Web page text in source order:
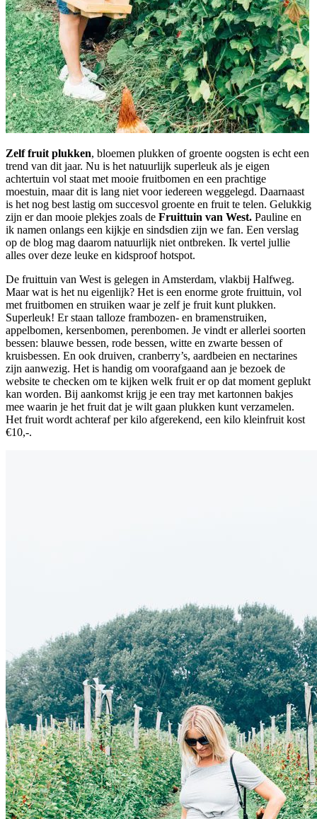
Zelf fruit plukken, bloemen plukken of groente oogsten is echt een
trend van dit jaar. Nu is het natuurlijk superleuk als je eigen
achtertuin vol staat met mooie fruitbomen en een prachtige
moestuin, maar dit is lang niet voor iedereen weggelegd. Daarnaast
is het nog best lastig om succesvol groente en fruit te telen. Gelukkig
zijn er dan mooie plekjes zoals de Fruittuin van West. Pauline en
ik namen onlangs een kijkje en sindsdien zijn we fan. Een verslag
op de blog mag daarom natuurlijk niet ontbreken. Ik vertel jullie
alles over deze leuke en kidsproof hotspot.
De fruittuin van West is gelegen in Amsterdam, vlakbij Halfweg.
Maar wat is het nu eigenlijk? Het is een enorme grote fruittuin, vol
met fruitbomen en struiken waar je zelf je fruit kunt plukken.
Superleuk! Er staan talloze frambozen- en bramenstruiken,
appelbomen, kersenbomen, perenbomen. Je vindt er allerlei soorten
bessen: blauwe bessen, rode bessen, witte en zwarte bessen of
kruisbessen. En ook druiven, cranberry’s, aardbeien en nectarines
zijn aanwezig. Het is handig om voorafgaand aan je bezoek de
website te checken om te kijken welk fruit er op dat moment geplukt
kan worden. Bij aankomst krijg je een tray met kartonnen bakjes
mee waarin je het fruit dat je wilt gaan plukken kunt verzamelen.
Het fruit wordt achteraf per kilo afgerekend, een kilo kleinfruit kost
€10,-.